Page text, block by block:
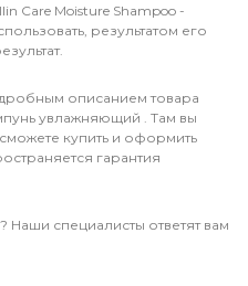
Care Moisture Shampoo -
результатом его
описанием товара
увлажняющий . Там вы
купить и оформить
гарантия
Наши специалисты ответят вам